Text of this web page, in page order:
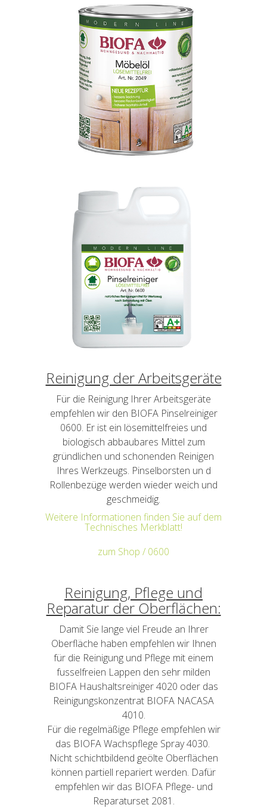
Reinigung der Arbeitsgeräte
Für die Reinigung Ihrer Arbeitsgeräte
empfehlen wir den BIOFA Pinselreiniger
0600. Er ist ein lösemittelfreies und
biologisch abbaubares Mittel zum
gründlichen und schonenden Reinigen
Ihres Werkzeugs. Pinselborsten un d
Rollenbezüge werden wieder weich und
geschmeidig.
Weitere Informationen finden Sie auf dem
Technisches Merkblatt!
zum Shop / 0600
Reinigung, Pflege und
Reparatur der Oberflächen:
Damit Sie lange viel Freude an Ihrer
Oberfläche haben empfehlen wir Ihnen
für die Reinigung und Pflege mit einem
fusselfreien Lappen den sehr milden
BIOFA Haushaltsreiniger 4020 oder das
Reinigungskonzentrat BIOFA NACASA
4010.
Für die regelmäßige Pflege empfehlen wir
das BIOFA Wachspflege Spray 4030.
Nicht schichtbildend geölte Oberflächen
können partiell repariert werden. Dafür
empfehlen wir das BIOFA Pflege- und
Reparaturset 2081.